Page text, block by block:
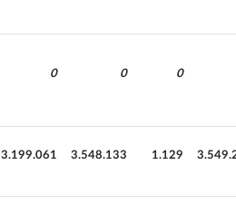
0 0 0
3.199.061 3.548.133 1.129